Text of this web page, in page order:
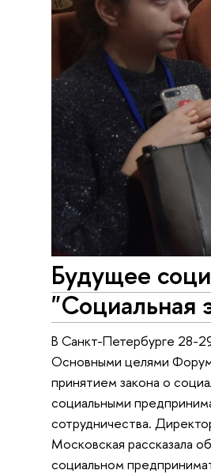
Будущее
"Социальная
В Санкт-Петербурге 28-
Основными целями
принятием закона о
социальными
сотрудничества.
Московская рассказала
социальном